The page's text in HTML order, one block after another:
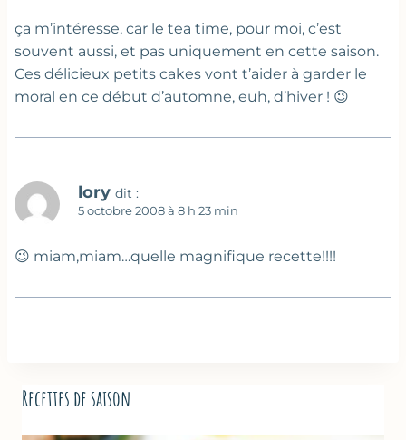
ça m’intéresse, car le tea time, pour moi, c’est
souvent aussi, et pas uniquement en cette saison.
Ces délicieux petits cakes vont t’aider à garder le
moral en ce début d’automne, euh, d’hiver ! 😉
lory dit :
5 octobre 2008 à 8 h 23 min
😉 miam,miam…quelle magnifique recette!!!!
Recettes de saison